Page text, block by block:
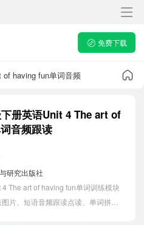
免费下载
having fun单词音频
册英语Unit 4 The art of
音频跟读
研究出版社
The art of having fun单词训练模块
片、短语音频跟读点读、单词拼写